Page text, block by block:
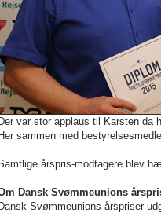
Der var stor applaus til Karsten da
Her sammen med
årspris-modtagere blev
Dansk Svømmeunions
Dansk Svømmeunions årspriser